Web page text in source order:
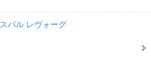
スバル レヴォーグ